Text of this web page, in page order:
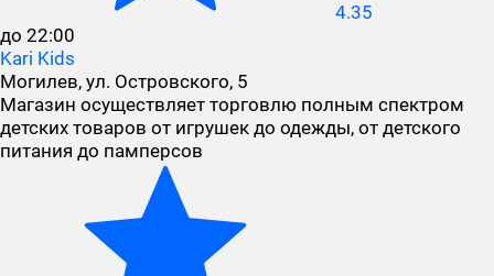
4.35
до 22:00
Kari Kids
Могилев, ул. Островского, 5
Магазин осуществляет торговлю полным спектром
детских товаров от игрушек до одежды, от детского
питания до памперсов